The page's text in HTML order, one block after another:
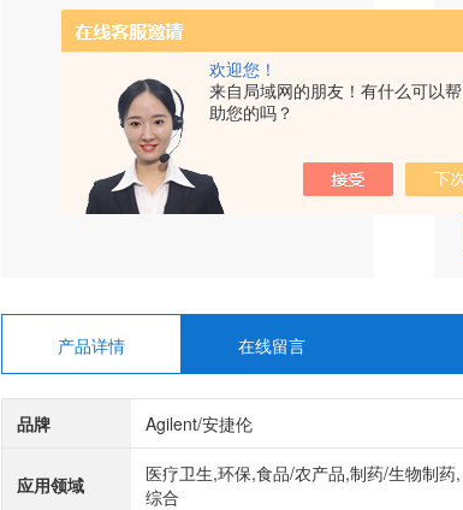
欢迎您！
来自局域网的朋友！有什么可以帮
助您的吗？
产品详情 在线留言
品牌 Agilent/安捷伦
应用领域
医疗卫生,环保,食品/农产品,制药/生物制药,
综合